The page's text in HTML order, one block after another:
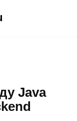
Java